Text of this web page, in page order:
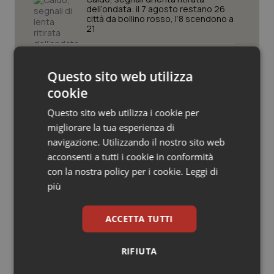
Veneto
Oncoematologia
Psoriasi & pelle
Quotidiano Cardiologia
Quotidiano Chirurgia
Quotidiano Oncologia
Quotidiano Pediatria
Rene & patologie urogenitali
dell’ondata: il 7 agosto restano 26
città da bollino rosso, l’8 scendono a
21
quadro da 48 milioni per tecnologie e
AI Act, in vigore gli obblighi di
trasparenza: cosa cambia per sanità
e servizi rivolti ai cittadini
Caldo, l’ondata prosegue. Il 7 agosto
Questo sito web utilizza
cookie
Questo sito web utilizza i cookie per
migliorare la tua esperienza di
navigazione. Utilizzando il nostro sito web
acconsenti a tutti i cookie in conformità
con la nostra policy per i cookie. Leggi di
più
ACCETTA TUTTI
RIFIUTA